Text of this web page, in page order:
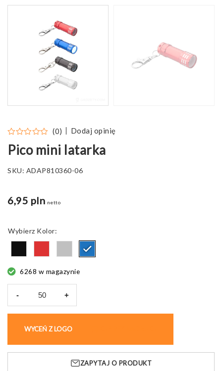
(0) Dodaj opinię
Pico mini latarka
SKU: ADAP810360-06
6,95 pln netto
Kolor
6268 w magazynie
-
latarka
+
WYCEŃ Z LOGO
ZAPYTAJ O PRODUKT